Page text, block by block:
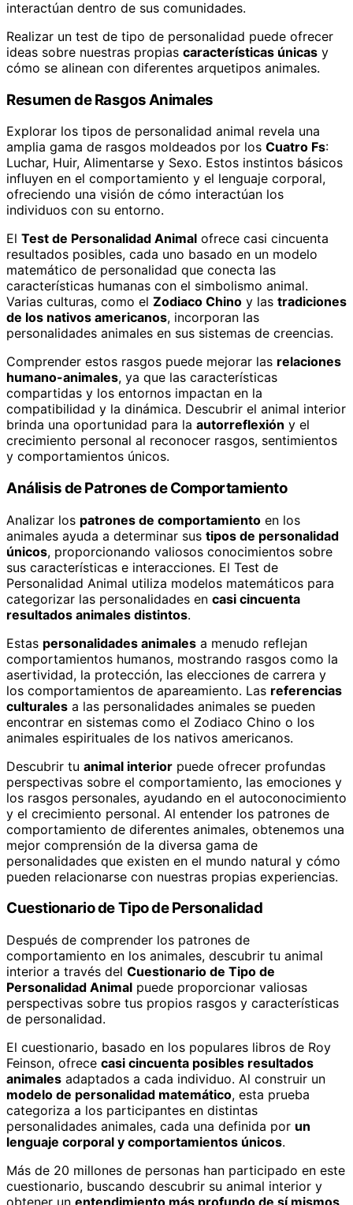
interactúan dentro de sus comunidades.
Realizar un test de tipo de personalidad puede ofrecer
ideas sobre nuestras propias características únicas y
cómo se alinean con diferentes arquetipos animales.
Resumen de Rasgos Animales
Explorar los tipos de personalidad animal revela una
amplia gama de rasgos moldeados por los Cuatro Fs:
Luchar, Huir, Alimentarse y Sexo. Estos instintos básicos
influyen en el comportamiento y el lenguaje corporal,
ofreciendo una visión de cómo interactúan los
individuos con su entorno.
El Test de Personalidad Animal ofrece casi cincuenta
resultados posibles, cada uno basado en un modelo
matemático de personalidad que conecta las
características humanas con el simbolismo animal.
Varias culturas, como el Zodiaco Chino y las tradiciones
de los nativos americanos, incorporan las
personalidades animales en sus sistemas de creencias.
Comprender estos rasgos puede mejorar las relaciones
humano-animales, ya que las características
compartidas y los entornos impactan en la
compatibilidad y la dinámica. Descubrir el animal interior
brinda una oportunidad para la autorreflexión y el
crecimiento personal al reconocer rasgos, sentimientos
y comportamientos únicos.
Análisis de Patrones de Comportamiento
Analizar los patrones de comportamiento en los
animales ayuda a determinar sus tipos de personalidad
únicos, proporcionando valiosos conocimientos sobre
sus características e interacciones. El Test de
Personalidad Animal utiliza modelos matemáticos para
categorizar las personalidades en casi cincuenta
resultados animales distintos.
Estas personalidades animales a menudo reflejan
comportamientos humanos, mostrando rasgos como la
asertividad, la protección, las elecciones de carrera y
los comportamientos de apareamiento. Las referencias
culturales a las personalidades animales se pueden
encontrar en sistemas como el Zodiaco Chino o los
animales espirituales de los nativos americanos.
Descubrir tu animal interior puede ofrecer profundas
perspectivas sobre el comportamiento, las emociones y
los rasgos personales, ayudando en el autoconocimiento
y el crecimiento personal. Al entender los patrones de
comportamiento de diferentes animales, obtenemos una
mejor comprensión de la diversa gama de
personalidades que existen en el mundo natural y cómo
pueden relacionarse con nuestras propias experiencias.
Cuestionario de Tipo de Personalidad
Después de comprender los patrones de
comportamiento en los animales, descubrir tu animal
interior a través del Cuestionario de Tipo de
Personalidad Animal puede proporcionar valiosas
perspectivas sobre tus propios rasgos y características
de personalidad.
El cuestionario, basado en los populares libros de Roy
Feinson, ofrece casi cincuenta posibles resultados
animales adaptados a cada individuo. Al construir un
modelo de personalidad matemático, esta prueba
categoriza a los participantes en distintas
personalidades animales, cada una definida por un
lenguaje corporal y comportamientos únicos.
Más de 20 millones de personas han participado en este
cuestionario, buscando descubrir su animal interior y